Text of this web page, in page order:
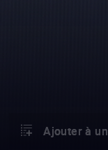
Ajouter à